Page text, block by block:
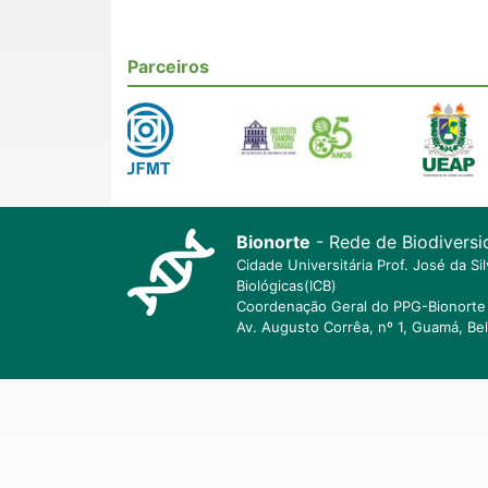
Parceiros
Bionorte - Rede de
Cidade Universitária Prof. José da
Biológicas(ICB)
Coordenação Geral do PPG-
Av. Augusto Corrêa, nº 1, Guamá,